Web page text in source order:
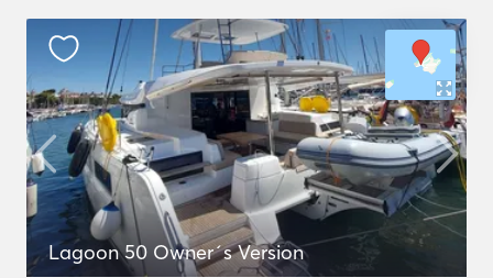
Lagoon 50 Owner´s Version